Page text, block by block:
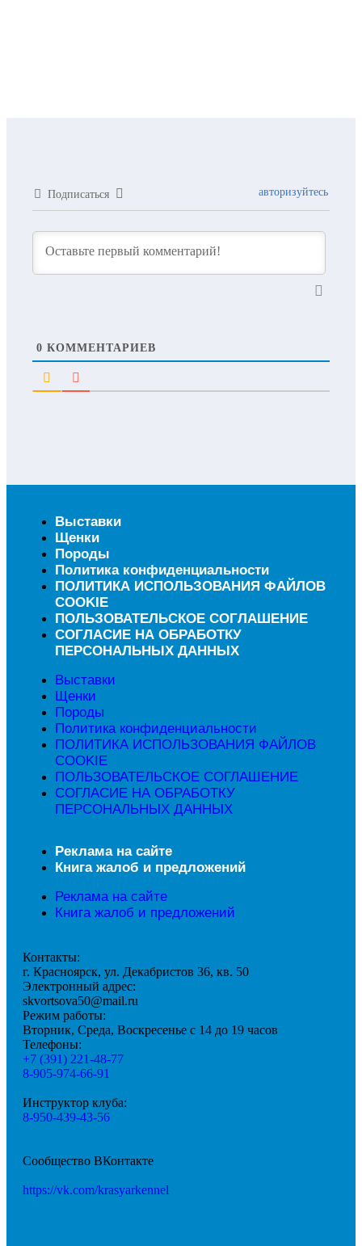
Подписаться авторизуйтесь
0 КОММЕНТАРИЕВ
Выставки
Щенки
Породы
Политика конфиденциальности
ПОЛИТИКА ИСПОЛЬЗОВАНИЯ ФАЙЛОВ
COOKIE
ПОЛЬЗОВАТЕЛЬСКОЕ СОГЛАШЕНИЕ
СОГЛАСИЕ НА ОБРАБОТКУ
ПЕРСОНАЛЬНЫХ ДАННЫХ
Выставки
Щенки
Породы
Политика конфиденциальности
ПОЛИТИКА ИСПОЛЬЗОВАНИЯ ФАЙЛОВ
COOKIE
ПОЛЬЗОВАТЕЛЬСКОЕ СОГЛАШЕНИЕ
СОГЛАСИЕ НА ОБРАБОТКУ
ПЕРСОНАЛЬНЫХ ДАННЫХ
Реклама на сайте
Книга жалоб и предложений
Реклама на сайте
Книга жалоб и предложений
Контакты:
г. Красноярск, ул. Декабристов 36, кв. 50
Электронный адрес:
skvortsova50@mail.ru
Режим работы:
Вторник, Среда, Воскресенье с 14 до 19 часов
Телефоны:
+7 (391) 221-48-77
8-905-974-66-91
Инструктор клуба:
8-950-439-43-56
Сообщество ВКонтакте
https://vk.com/krasyarkennel